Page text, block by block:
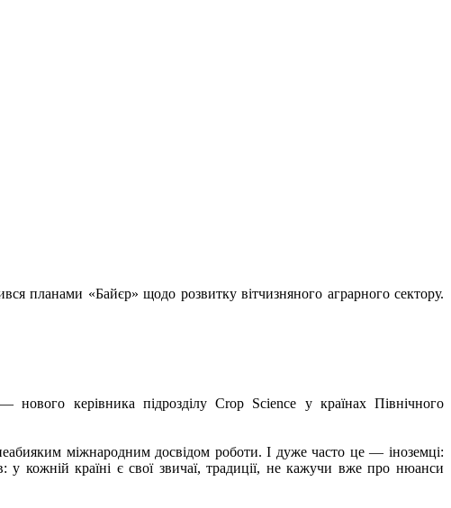
планами «Байєр» щодо розвитку вітчизняного аграрного сектору.
керівника підрозділу Crop Science у країнах Північного
міжнародним досвідом роботи. І дуже часто це — іноземці:
кожній країні є свої звичаї, традиції, не кажучи вже про нюанси